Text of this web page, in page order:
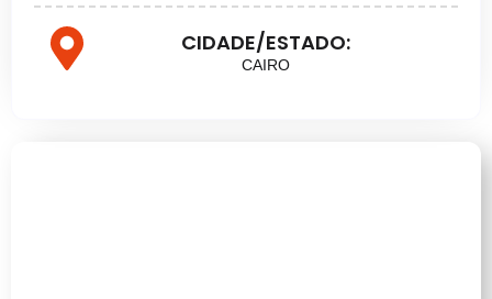
CIDADE/ESTADO:
CAIRO